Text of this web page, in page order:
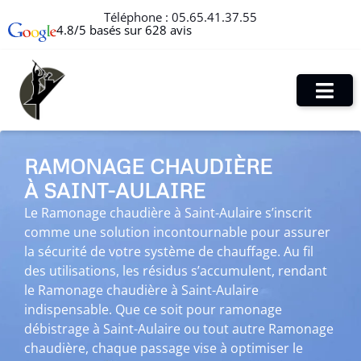
Téléphone : 05.65.41.37.55
4.8/5 basés sur 628 avis
RAMONAGE CHAUDIÈRE
À SAINT-AULAIRE
Le Ramonage chaudière à Saint-Aulaire s’inscrit
comme une solution incontournable pour assurer
la sécurité de votre système de chauffage. Au fil
des utilisations, les résidus s’accumulent, rendant
le Ramonage chaudière à Saint-Aulaire
indispensable. Que ce soit pour ramonage
débistrage à Saint-Aulaire ou tout autre Ramonage
chaudière, chaque passage vise à optimiser le